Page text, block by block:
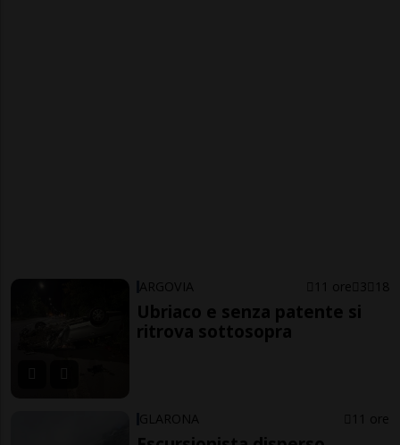
ARGOVIA 11 ore 3 18
Ubriaco e senza patente si
ritrova sottosopra
GLARONA 11 ore